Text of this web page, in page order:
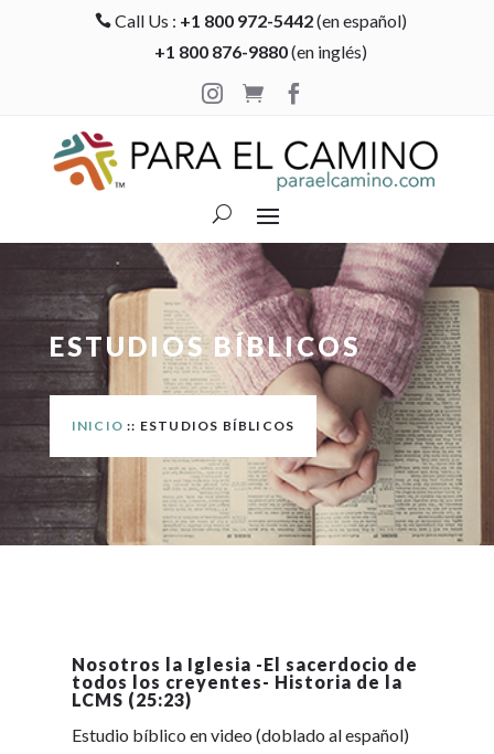
 Call Us : +1 800 972-5442(en español)
+1 800 876-9880(en inglés)

 
ESTUDIOS BÍBLICOS
INICIO :: ESTUDIOS BÍBLICOS
Nosotros la Iglesia -El sacerdocio de
todos los creyentes- Historia de la
LCMS (25:23)
Estudio bíblico en video (doblado al español)